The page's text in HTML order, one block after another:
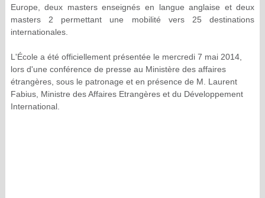
Europe, deux masters enseignés en langue anglaise et deux
masters 2 permettant une mobilité vers 25 destinations
internationales.
L'École a été officiellement présentée le mercredi 7 mai 2014,
lors d'une conférence de presse au Ministère des affaires
étrangères, sous le patronage et en présence de M. Laurent
Fabius, Ministre des Affaires Etrangères et du Développement
International.